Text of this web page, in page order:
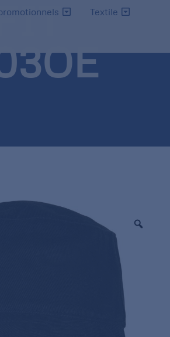
Textile